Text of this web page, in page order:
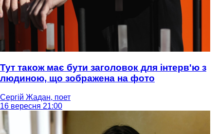
Тут також має бути заголовок для інтерв'ю з
людиною, що зображена на фото
Сергій Жадан, поет
16 вересня 21:00